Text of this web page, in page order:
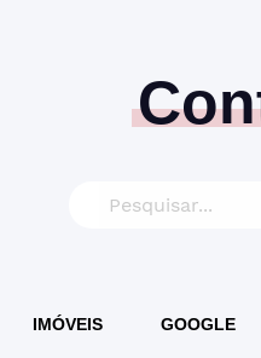
ODONTOLÓGICO
HOTELARIA
BUSINESS INTELIGENCE
IMÓVEIS GOOGLE